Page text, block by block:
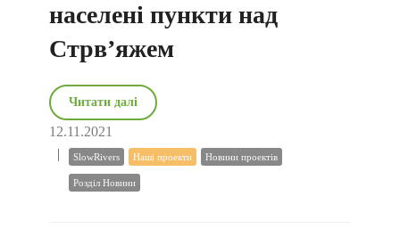
населені пункти над
Стрв’яжем
Читати далі
12.11.2021
SlowRivers Наші проекти Новини проектів
Розділ Новини